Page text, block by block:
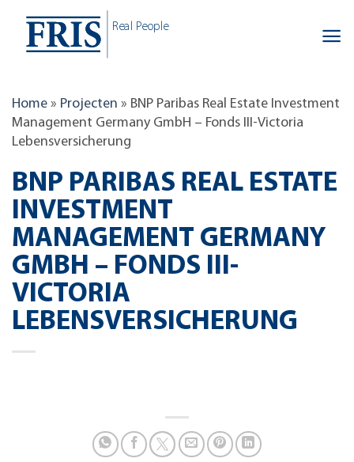
content
Real People
Home » Projecten » BNP Paribas Real Estate Investment
Management Germany GmbH – Fonds III-Victoria
Lebensversicherung
BNP PARIBAS REAL ESTATE
INVESTMENT
MANAGEMENT GERMANY
GMBH – FONDS III-
VICTORIA
LEBENSVERSICHERUNG